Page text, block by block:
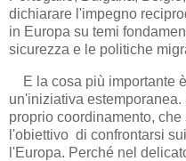
dichiarare l'impegno
in Europa su temi
sicurezza e le politiche
E la cosa più importante
un'iniziativa
proprio coordinamento,
l'obiettivo di confrontarsi
l'Europa. Perché nel